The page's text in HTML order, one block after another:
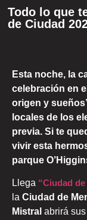
Todo lo que
de Ciudad
Esta noche, la
celebración en
origen y
locales de los
previa. Si te
vivir esta
parque
Llega “Ciudad
la Ciudad de
Mistral abrirá